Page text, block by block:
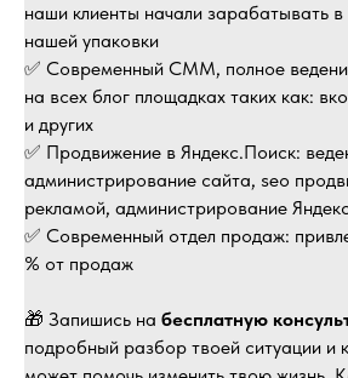
наши клиенты начали зарабатывать
нашей упаковки
✅ Современный СММ, полное
на всех блог площадках таких как:
и других
✅ Продвижение в Яндекс.Поиск:
администрирование сайта, seo
рекламой, администрирование
✅ Современный отдел продаж:
% от продаж
🎁 Запишись на бесплатную
подробный разбор твоей ситуации и